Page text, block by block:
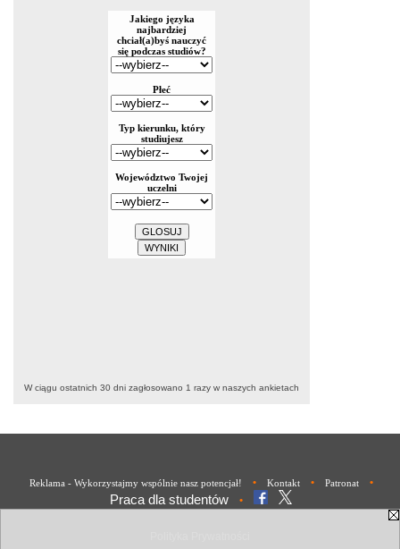
W ciągu ostatnich 30 dni zagłosowano 1 razy w naszych ankietach
Reklama - Wykorzystajmy wspólnie nasz potencjał! • Kontakt • Patronat •
Praca dla studentów •